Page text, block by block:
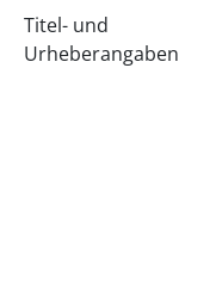
Titel- und
Urheberangaben